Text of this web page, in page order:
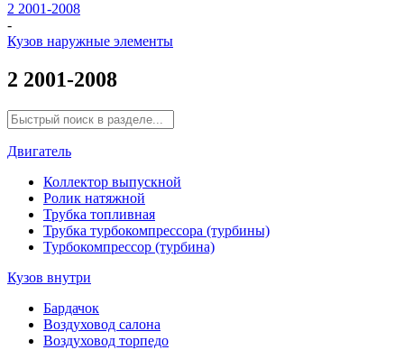
2 2001-2008
-
Кузов наружные элементы
2 2001-2008
Двигатель
Коллектор выпускной
Ролик натяжной
Трубка топливная
Трубка турбокомпрессора (турбины)
Турбокомпрессор (турбина)
Кузов внутри
Бардачок
Воздуховод салона
Воздуховод торпедо